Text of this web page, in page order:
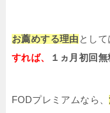
お薦めする理由 として
すれば、
１ヵ月初回無
FODプレミアムなら、